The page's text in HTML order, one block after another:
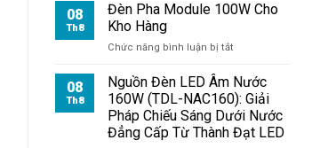
08
Th8
Đèn Pha Module 100W Cho
Kho Hàng
Chức năng bình luận bị tắt
Pha
Module
100W
Cho
Kho
08
Th8
Nguồn Đèn LED Âm Nước
160W (TDL-NAC160): Giải
Pháp Chiếu Sáng Dưới Nước
Đẳng Cấp Từ Thành Đạt LED